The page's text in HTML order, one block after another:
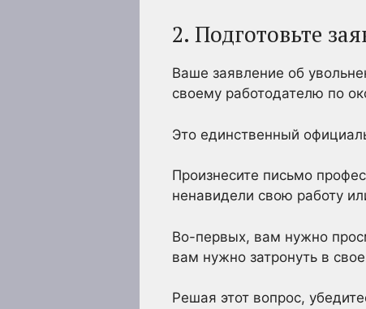
2. Подготовьте
Ваше заявление об
своему работодателю по
Это единственный
Произнесите письмо
ненавидели свою работу
Во-первых, вам нужно
вам нужно затронуть в
Решая этот вопрос,